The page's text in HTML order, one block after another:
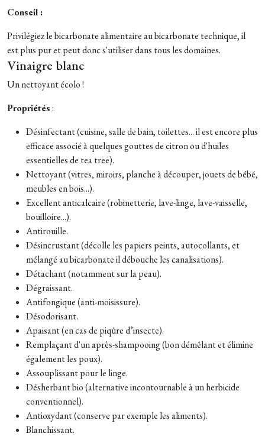
Conseil :
Privilégiez le bicarbonate alimentaire au bicarbonate technique, il
est plus pur et peut donc s'utiliser dans tous les domaines.
Vinaigre blanc
Un nettoyant écolo !
Propriétés:
Désinfectant (cuisine, salle de bain, toilettes... il est encore plus
efficace associé à quelques gouttes de citron ou d'huiles
essentielles de tea tree).
Nettoyant (vitres, miroirs, planche à découper, jouets de bébé,
meubles en bois...).
Excellent anticalcaire (robinetterie, lave-linge, lave-vaisselle,
bouilloire...).
Antirouille.
Désincrustant (décolle les papiers peints, autocollants, et
mélangé au bicarbonate il débouche les canalisations).
Détachant (notamment sur la peau).
Dégraissant.
Antifongique (anti-moisissure).
Désodorisant.
Apaisant (en cas de piqûre d’insecte).
Remplaçant d'un après-shampooing (bon démêlant et élimine
également les poux).
Assouplissant pour le linge.
Désherbant bio (alternative incontournable à un herbicide
conventionnel).
Antioxydant (conserve par exemple les aliments).
Blanchissant.